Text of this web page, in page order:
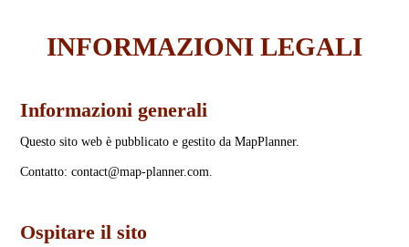
INFORMAZIONI LEGALI
Informazioni generali
Questo sito web è pubblicato e gestito da MapPlanner.
Contatto: contact@map-planner.com.
Ospitare il sito